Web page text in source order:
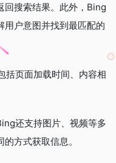
回搜索结果。此外，Bing
用户意图并找到最匹配的
括页面加载时间、内容相
还支持图片、视频等多
方式获取信息。